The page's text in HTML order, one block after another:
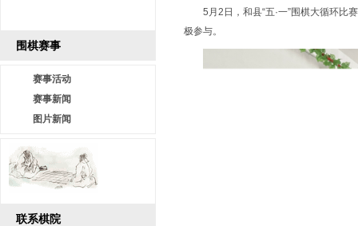
围棋赛事
赛事活动
赛事新闻
图片新闻
联系棋院
5月2日，和县“五·一”围棋大循环
极参与。